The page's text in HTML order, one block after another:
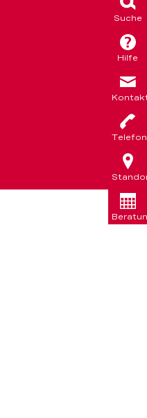
Suche
Hilfe
Telefon